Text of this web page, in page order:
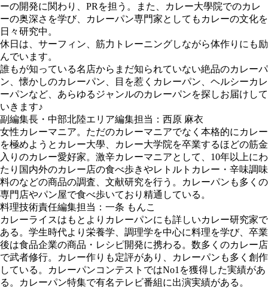
ーの開発に関わり、PRを担う。また、カレー大學院でのカレ
ーの奥深さを学び、カレーパン専門家としてもカレーの文化を
日々研究中。
休日は、サーフィン、筋力トレーニングしながら体作りにも励
んでいます。
誰もが知っている名店からまだ知られていない絶品のカレーパ
ン、懐かしのカレーパン、目を惹くカレーパン、ヘルシーカレ
ーパンなど、あらゆるジャンルのカレーパンを探しお届けして
いきます♪
副編集長・中部北陸エリア編集担当：西原 麻衣
女性カレーマニア。ただのカレーマニアでなく本格的にカレー
を極めようとカレー大學、カレー大学院を卒業するほどの筋金
入りのカレー愛好家。激辛カレーマニアとして、10年以上にわ
たり国内外のカレー店の食べ歩きやレトルトカレー・辛味調味
料のなどの商品の調査、文献研究を行う。カレーパンも多くの
専門店やパン屋で食べ歩いており精通している。
料理技術責任編集担当：一条 もんこ
カレーライスはもとよりカレーパンにも詳しいカレー研究家で
ある。学生時代より栄養学、調理学を中心に料理を学び、卒業
後は食品企業の商品・レシピ開発に携わる。数多くのカレー店
で武者修行。カレー作りも定評があり、カレーパンも多く創作
している。カレーパンコンテストではNo1を獲得した実績があ
る。カレーパン特集で有名テレビ番組に出演実績がある。